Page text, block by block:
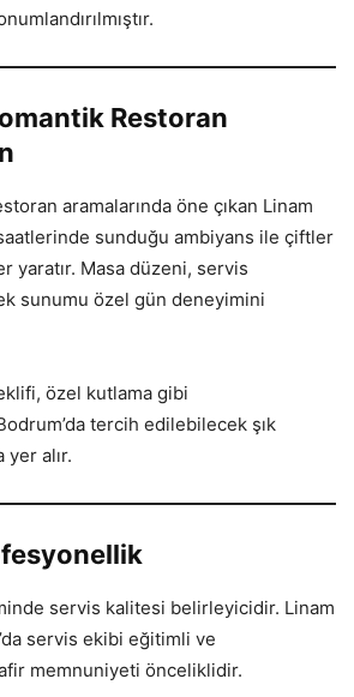
Restoran
aramalarında öne çıkan Linam
sunduğu ambiyans ile çiftler
yaratır. Masa düzeni, servis
sunumu özel gün deneyimini
özel kutlama gibi
tercih edilebilecek şık
yer alır.
servis kalitesi belirleyicidir. Linam
servis ekibi eğitimli ve
memnuniyeti önceliklidir.